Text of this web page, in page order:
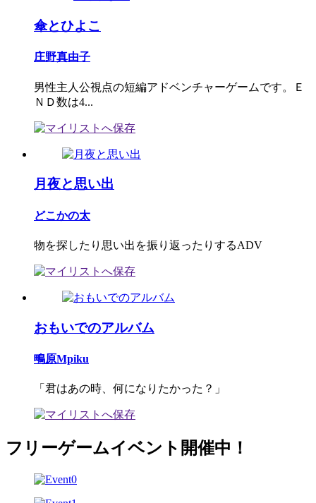
傘とひよこ
庄野真由子
男性主人公視点の短編アドベンチャーゲームです。Ｅ
ＮＤ数は4...
月夜と思い出
どこかの太
物を探したり思い出を振り返ったりするADV
おもいでのアルバム
鴫原Mpiku
「君はあの時、何になりたかった？」
フリーゲームイベント開催中！